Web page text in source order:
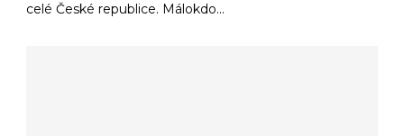
celé České republice. Málokdo…